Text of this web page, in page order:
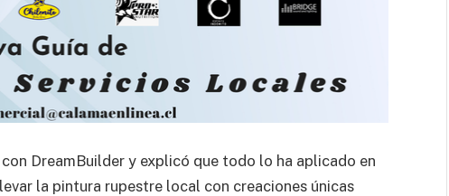
DreamBuilder y explicó que todo lo ha aplicado en
la pintura rupestre local con creaciones únicas